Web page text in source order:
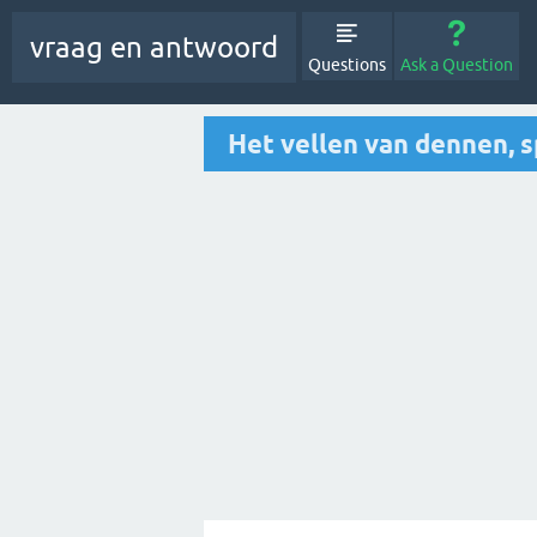
vraag en antwoord
Questions Ask a Question
Het vellen van dennen,